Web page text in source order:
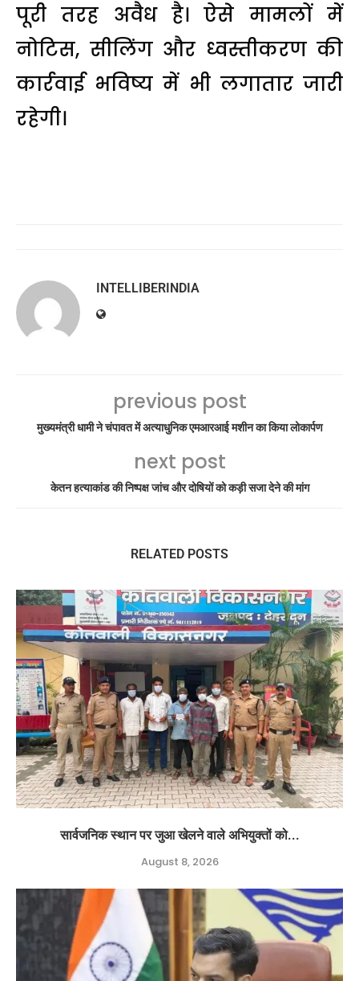
पूरी तरह अवैध है। ऐसे मामलों में
नोटिस, सीलिंग और ध्वस्तीकरण की
कार्रवाई भविष्य में भी लगातार जारी
रहेगी।
INTELLIBERINDIA
previous post
मुख्यमंत्री धामी ने चंपावत में अत्याधुनिक एमआरआई मशीन का किया लोकार्पण
next post
केतन हत्याकांड की निष्पक्ष जांच और दोषियों को कड़ी सजा देने की मांग
RELATED POSTS
सार्वजनिक स्थान पर जुआ खेलने वाले अभियुक्तों को...
August 8, 2026